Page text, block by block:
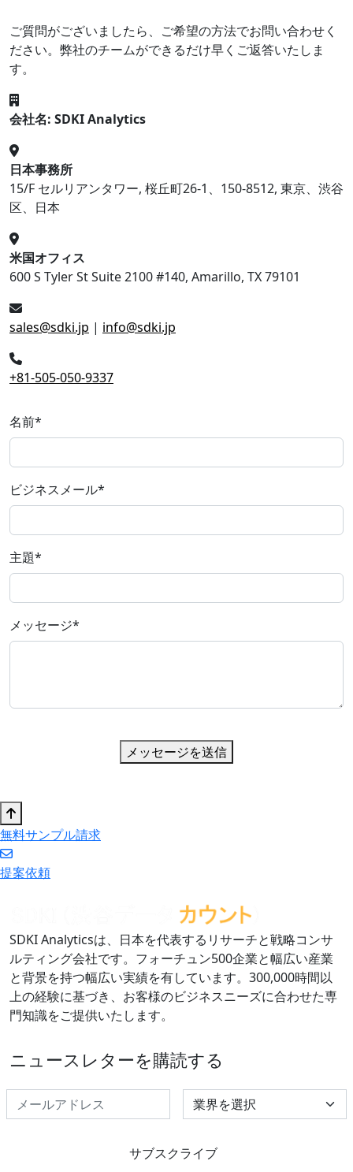
ご質問がございましたら、ご希望の方法でお問い合わせく
ださい。弊社のチームができるだけ早くご返答いたしま
す。
会社名: SDKI Analytics
日本事務所
15/F セルリアンタワー, 桜丘町26-1、150-8512, 東京、渋谷
区、日本
米国オフィス
600 S Tyler St Suite 2100 #140, Amarillo, TX 79101
sales@sdki.jp | info@sdki.jp
+81-505-050-9337
名前*
ビジネスメール*
主題*
メッセージ*
メッセージを送信
無料サンプル請求
提案依頼
SDKI Analyticsは、日本を代表するリサーチと戦略コンサ
ルティング会社です。フォーチュン500企業と幅広い産業
と背景を持つ幅広い実績を有しています。300,000時間以
上の経験に基づき、お客様のビジネスニーズに合わせた専
門知識をご提供いたします。
ニュースレターを購読する
Select Industry
サブスクライブ